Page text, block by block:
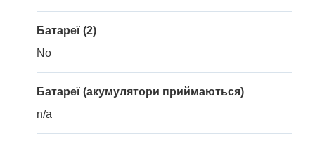
Батареї (2)
No
Батареї (акумулятори приймаються)
n/a